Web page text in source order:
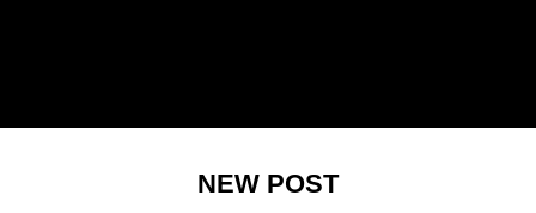
NEW POST